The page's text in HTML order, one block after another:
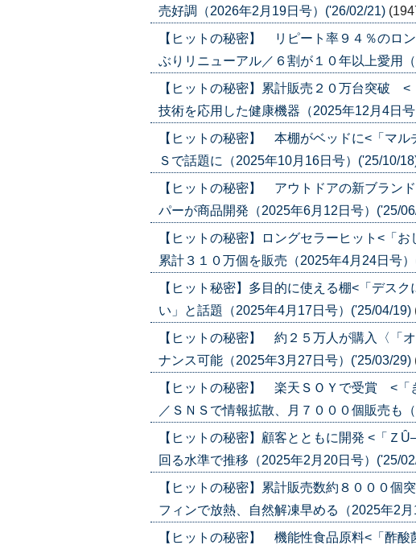
売好調（2026年2月19日号）('26/02/21)
【ヒットの秘密】 リピート率９４％のロ
ぶりリニューアル／６割が１０年以上愛用
【ヒットの秘密】累計販売２０万台突破
技術を応用した健康機器（2025年12月4日
【ヒットの秘密】 本棚がベッドに<「マ
Ｓで話題に（2025年10月16日号）('25/10/
【ヒットの秘密】 アウトドアの新ブラン
パーが商品開発（2025年6月12日号）('25/
【ヒットの秘密】ロングセラーヒット<「
累計３１０万個を販売（2025年4月24日号
【ヒット秘密】多目的に使える棚<「デス
い」と話題（2025年4月17日号）('25/04/19)
【ヒットの秘密】 約２５万人が購入〈「
ナンス可能（2025年3月27日号）('25/03/29)
【ヒットの秘密】 楽天ＳＯＹで受賞 <「
／ＳＮＳで情報拡散、月７０００個販売も
【ヒットの秘密】顧客とともに開発 <「Ｚ
回る水準で推移（2025年2月20日号）('25/
【ヒットの秘密】累計販売数約８０００
フィンで放熱、自然解凍早める（2025年2
【ヒットの秘密】 機能性食品原料<「酢